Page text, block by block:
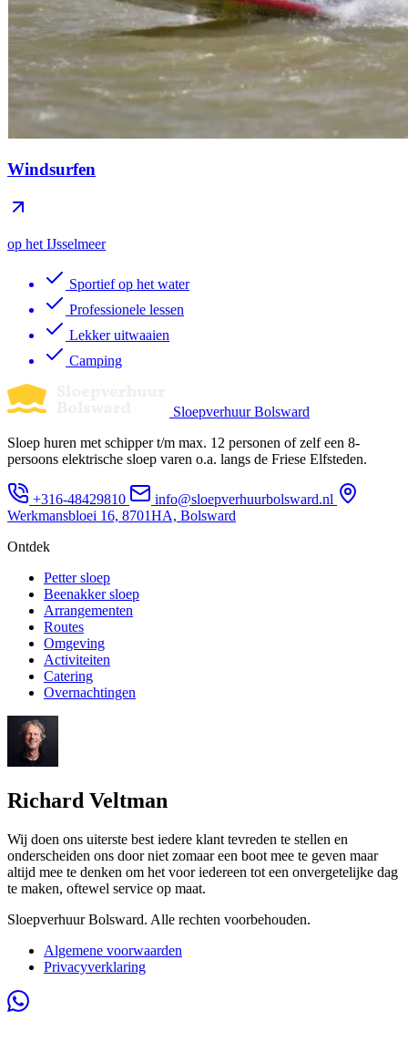
Windsurfen
op het IJsselmeer
Sportief op het water
Professionele lessen
Lekker uitwaaien
Camping
Sloepverhuur Bolsward
Sloep huren met schipper t/m max. 12 personen of zelf een 8-
persoons elektrische sloep varen o.a. langs de Friese Elfsteden.
+316-48429810
info@sloepverhuurbolsward.nl
Werkmansbloei 16, 8701HA, Bolsward
Ontdek
Petter sloep
Beenakker sloep
Arrangementen
Routes
Omgeving
Activiteiten
Catering
Overnachtingen
Richard Veltman
Wij doen ons uiterste best iedere klant tevreden te stellen en
onderscheiden ons door niet zomaar een boot mee te geven maar
altijd mee te denken om het voor iedereen tot een onvergetelijke dag
te maken, oftewel service op maat.
Sloepverhuur Bolsward. Alle rechten voorbehouden.
Algemene voorwaarden
Privacyverklaring